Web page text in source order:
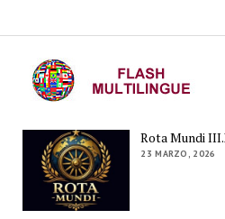
Rota Mundi
23 MARZO, 2026